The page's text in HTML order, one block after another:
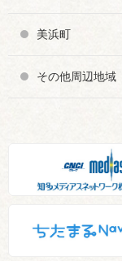
美浜町
その他周辺地域